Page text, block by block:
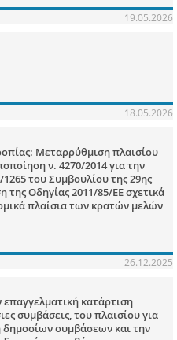
19.05.2026
18.05.2026
Μεταρρύθμιση πλαισίου
ν. 4270/2014 για την
του Συμβουλίου της 29ης
της Οδηγίας 2011/85/ΕΕ σχετικά
πλαίσια των κρατών μελών
26.12.2025
κατάρτιση
συμβάσεις, του πλαισίου για
δημοσίων συμβάσεων και την